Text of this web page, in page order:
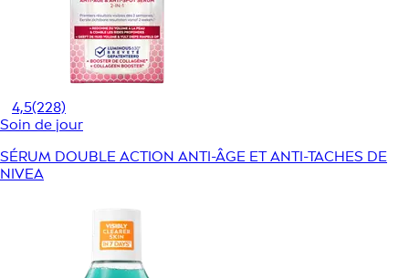
4,5(228)
Soin de jour
SÉRUM DOUBLE ACTION ANTI-ÂGE ET ANTI-TACHES DE
NIVEA